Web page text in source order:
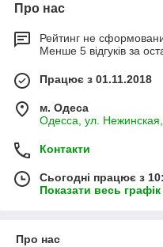
Про нас
Рейтинг не
Менше 5 відгуків за
Працює з 01.11.2018
м. Одеса
Одесса, ул.
Контакти
Сьогодні працює з
Показати весь
Про нас